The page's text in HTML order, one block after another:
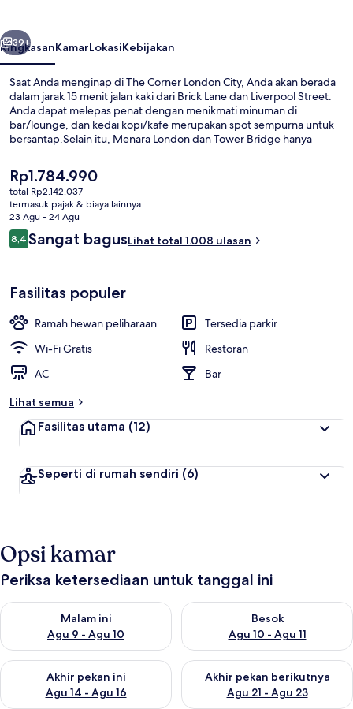
Berikutnya
39+
RingkasanKamarLokasiKebijakan
Saat Anda menginap di The Corner London City, Anda akan berada
dalam jarak 15 menit jalan kaki dari Brick Lane dan Liverpool Street.
Anda dapat melepas penat dengan menikmati minuman di
bar/lounge, dan kedai kopi/kafe merupakan spot sempurna untuk
bersantap.Selain itu, Menara London dan Tower Bridge hanya
keseluruhan. Properti ini berada dekat dengan transportasi umum:
Stasiun Bawah Tanah Aldgate East berjarak 5 menit dan Stasiun
Bawah Tanah Aldgate berjarak 8 menit.
Harga
saat
ini
Rp1.784.990
Rp1.784.990
total Rp2.142.037
termasuk pajak & biaya lainnya
23 Agu - 24 Agu
Ulasan
8,48,4 dari 10
Sangat bagusLihat total 1.008 ulasan
Fasilitas populer
Ramah hewan peliharaan
Tersedia parkir
Wi-Fi Gratis
Restoran
AC
Bar
Lihat semua
Fasilitas utama (12)
Seperti di rumah sendiri (6)
Opsi kamar
Periksa ketersediaan untuk tanggal ini
Malam ini
Agu 9 - Agu 10
Periksa ketersediaan untuk malam ini Agu 9 - Agu 10
Besok
Agu 10 - Agu 11
Periksa ketersediaan untuk
Akhir pekan ini
Agu 14 - Agu 16
Periksa ketersediaan untuk akhir pekan ini Agu 14 - Agu 16
Akhir pekan berikutnya
Agu 21 - Agu 23
Periksa ketersediaan untuk